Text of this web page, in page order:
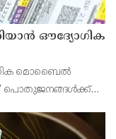
ഔദ്യോഗിക
മൊബൈൽ
പൊതുജനങ്ങൾക്ക്